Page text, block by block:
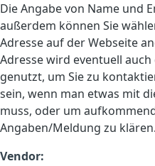
Die Angabe von Name und
außerdem können Sie
Adresse auf der Webseite
Adresse wird eventuell
genutzt, um Sie zu
sein, wenn man etwas mit
muss, oder um
Angaben/Meldung zu klären.
Vendor: